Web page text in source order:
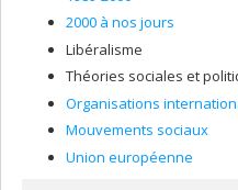
2000 à nos jours
Libéralisme
Théories sociales et
Organisations
Mouvements sociaux
Union européenne